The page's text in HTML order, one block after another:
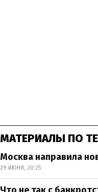
МАТЕРИАЛЫ ПО
Москва направила
29 ИЮНЯ, 20:25